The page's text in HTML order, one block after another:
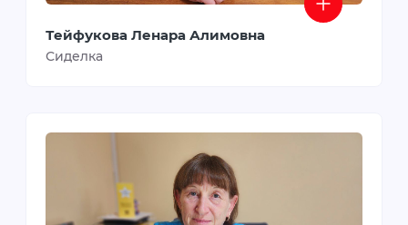
Тейфукова Ленара Алимовна
Сиделка